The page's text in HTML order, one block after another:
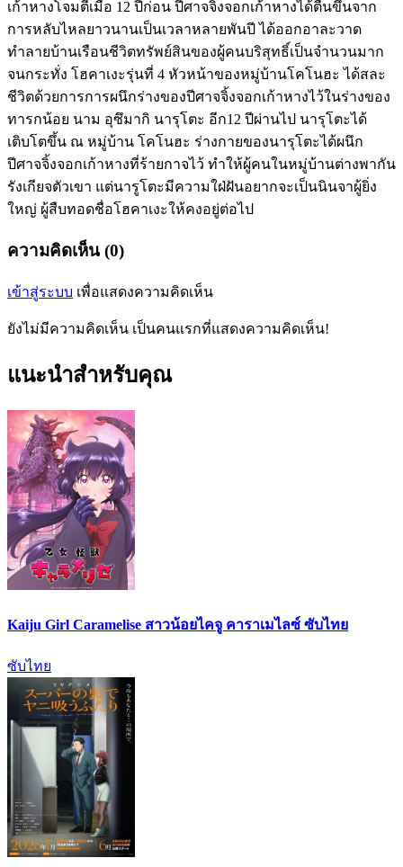
เก้าหางโจมตีเมื่อ 12 ปีก่อน ปีศาจจิ้งจอกเก้าหางได้ตื่นขึ้นจาก
การหลับไหลยาวนานเป็นเวลาหลายพันปี ได้ออกอาละวาด
ทำลายบ้านเรือนชีวิตทรัพย์สินของผู้คนบริสุทธิ์เป็นจำนวนมาก
จนกระทั่ง โฮคาเงะรุ่นที่ 4 หัวหน้าของหมู่บ้านโคโนฮะ ได้สละ
ชีวิตด้วยการการผนึกร่างของปีศาจจิ้งจอกเก้าหางไว้ในร่างของ
ทารกน้อย นาม อุซึมากิ นารุโตะ อีก12 ปีผ่านไป นารุโตะได้
เติบโตขึ้น ณ หมู่บ้าน โคโนฮะ ร่างกายของนารุโตะได้ผนึก
ปีศาจจิ้งจอกเก้าหางที่ร้ายกาจไว้ ทำให้ผู้คนในหมู่บ้านต่างพากัน
รังเกียจตัวเขา แต่นารูโตะมีความใฝ่ฝันอยากจะเป็นนินจาผู้ยิ่ง
ใหญ่ ผู้สืบทอดชื่อโฮคาเงะให้คงอยู่ต่อไป
ความคิดเห็น (0)
เข้าสู่ระบบ เพื่อแสดงความคิดเห็น
ยังไม่มีความคิดเห็น เป็นคนแรกที่แสดงความคิดเห็น!
แนะนำสำหรับคุณ
Kaiju Girl Caramelise สาวน้อยไคจู คาราเมไลซ์ ซับไทย
ซับไทย